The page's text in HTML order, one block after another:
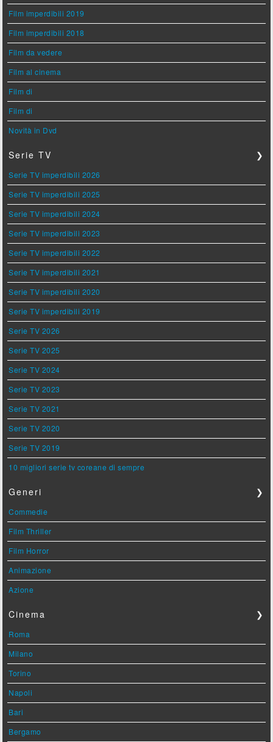
Film imperdibili 2019
Film imperdibili 2018
Film da vedere
Film al cinema
Film di
Film di
Novità in Dvd
Serie TV ❯
Serie TV imperdibili 2026
Serie TV imperdibili 2025
Serie TV imperdibili 2024
Serie TV imperdibili 2023
Serie TV imperdibili 2022
Serie TV imperdibili 2021
Serie TV imperdibili 2020
Serie TV imperdibili 2019
Serie TV 2026
Serie TV 2025
Serie TV 2024
Serie TV 2023
Serie TV 2021
Serie TV 2020
Serie TV 2019
10 migliori serie tv coreane di sempre
Generi ❯
Commedie
Film Thriller
Film Horror
Animazione
Azione
Cinema ❯
Roma
Milano
Torino
Napoli
Bari
Bergamo